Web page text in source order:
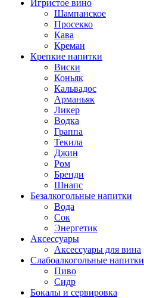
Игристое вино
Шампанское
Просекко
Кава
Креман
Крепкие напитки
Виски
Коньяк
Кальвадос
Арманьяк
Ликер
Водка
Граппа
Текила
Джин
Ром
Бренди
Шнапс
Безалкогольные напитки
Вода
Сок
Энергетик
Аксессуары
Аксессуары для вина
Слабоалкогольные напитки
Пиво
Сидр
Бокалы и сервировка